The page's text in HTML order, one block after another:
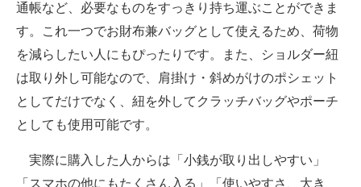
通帳など、必要なものをすっきり持ち運ぶことができま
す。これ一つでお財布兼バッグとして使えるため、荷物
を減らしたい人にもぴったりです。また、ショルダー紐
は取り外し可能なので、肩掛け・斜めがけのポシェット
としてだけでなく、紐を外してクラッチバッグやポーチ
としても使用可能です。
実際に購入した人からは「小銭が取り出しやすい」
「スマホの他にもたくさん入る」「使いやすさ、大き